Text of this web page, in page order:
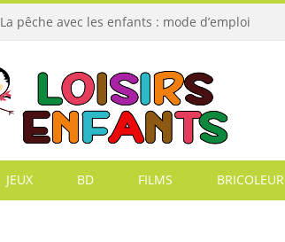
La pêche avec les enfants : mode d’emploi
JEUX BD FILMS BRICOLEUR